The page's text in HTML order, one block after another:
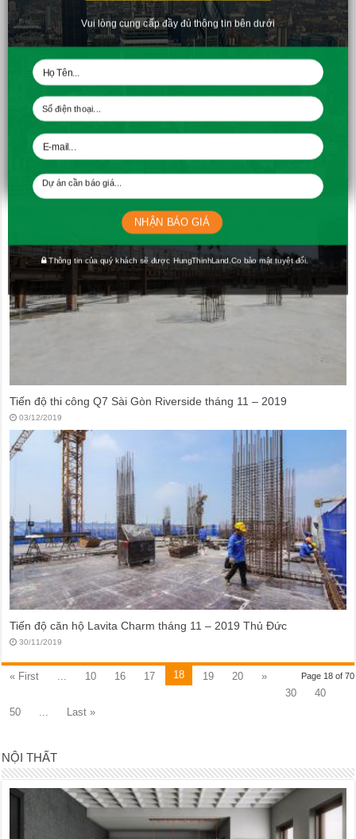
Tiến độ căn hộ Richmond City Tháng 11 – 2019
04/12/2019
Tiến độ thi công Q7 Sài Gòn Riverside tháng 11 – 2019
03/12/2019
Tiến độ căn hộ Lavita Charm tháng 11 – 2019 Thủ Đức
30/11/2019
Page 18 of 70
« First 10 16 17 18 19 20
»
30
40
50
Last »
NỘI THẤT
Vui lòng cung cấp đầy đủ thông tin bên dưới
Thông tin của quý khách sẽ được HungThinhLand.Co bảo mật tuyệt đối.
NHẬN BÁO GIÁ